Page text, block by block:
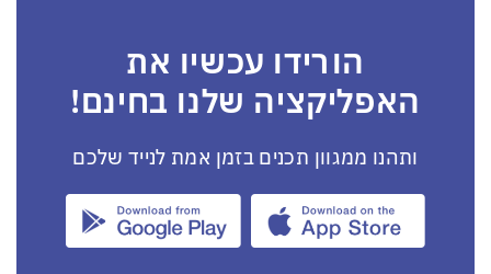
הורידו עכשיו את
האפליקציה שלנו בחינם!
ותהנו ממגוון תכנים בזמן אמת לנייד שלכם